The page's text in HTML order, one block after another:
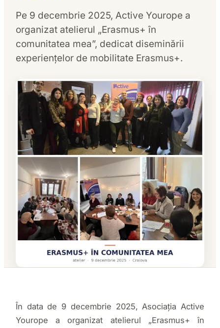
Pe 9 decembrie 2025, Active Yourope a
organizat atelierul „Erasmus+ în
comunitatea mea”, dedicat diseminării
experiențelor de mobilitate Erasmus+.
În data de 9 decembrie 2025, Asociația Active
Yourope a organizat atelierul „Erasmus+ în